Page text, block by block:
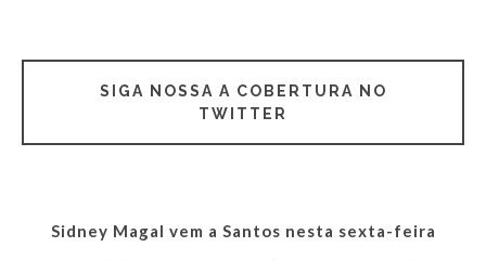
SIGA NOSSA A COBERTURA NO
TWITTER
Sidney Magal vem a Santos nesta sexta-feira